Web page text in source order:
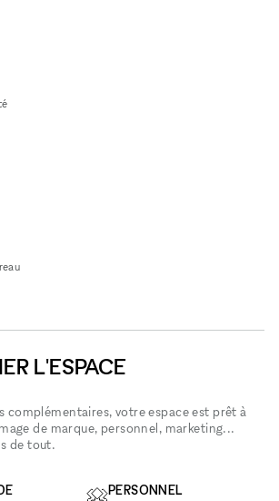
L'ESPACE
complémentaires, votre espace est prêt à
de marque, personnel, marketing...
de tout.
PERSONNEL